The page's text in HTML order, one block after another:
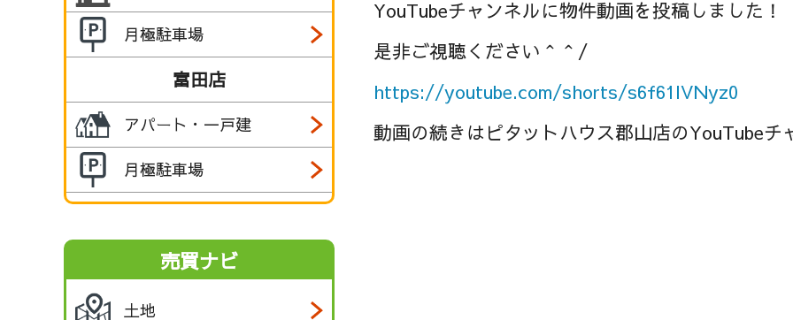
月極駐車場
富田店
アパート・一戸建
月極駐車場
売買ナビ
土地
YouTubeチャンネルに物件動画を投稿しました！
是非ご視聴ください＾＾/
https://youtube.com/shorts/s6f61lVNyz0
動画の続きはピタットハウス郡山店のYouTubeチ